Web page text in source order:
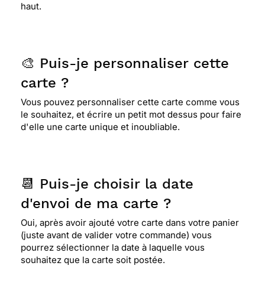
haut.
🎨 Puis-je personnaliser cette
carte ?
Vous pouvez personnaliser cette carte comme vous
le souhaitez, et écrire un petit mot dessus pour faire
d'elle une carte unique et inoubliable.
📆 Puis-je choisir la date
d'envoi de ma carte ?
Oui, après avoir ajouté votre carte dans votre panier
(juste avant de valider votre commande) vous
pourrez sélectionner la date à laquelle vous
souhaitez que la carte soit postée.